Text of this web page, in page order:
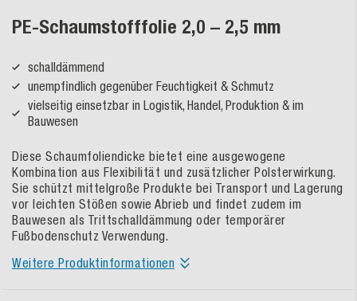
PE-Schaumstofffolie 2,0 – 2,5 mm
schalldämmend
unempfindlich gegenüber Feuchtigkeit & Schmutz
vielseitig einsetzbar in Logistik, Handel, Produktion & im
Bauwesen
Diese Schaumfoliendicke bietet eine ausgewogene
Kombination aus Flexibilität und zusätzlicher Polsterwirkung.
Sie schützt mittelgroße Produkte bei Transport und Lagerung
vor leichten Stößen sowie Abrieb und findet zudem im
Bauwesen als Trittschalldämmung oder temporärer
Fußbodenschutz Verwendung.
Weitere Produktinformationen